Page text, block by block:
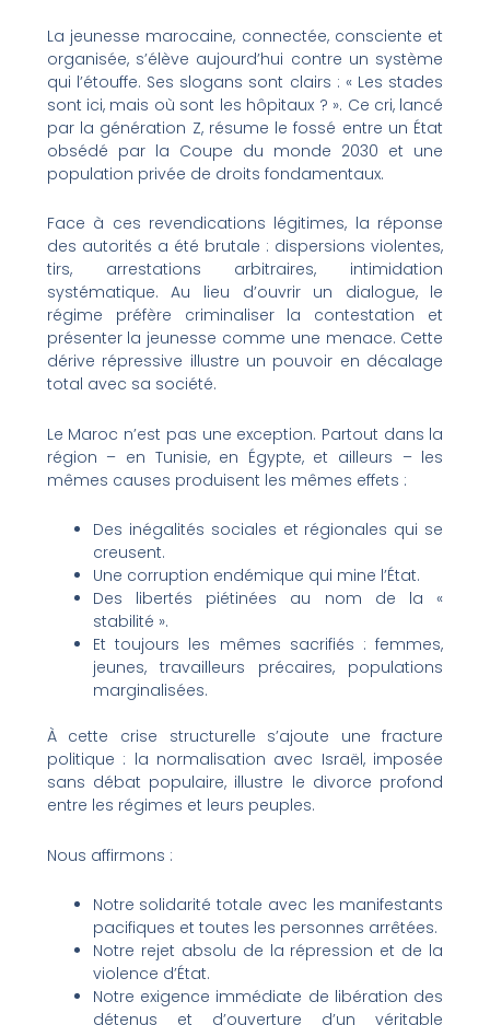
La jeunesse marocaine, connectée, consciente et
organisée, s’élève aujourd’hui contre un système
qui l’étouffe. Ses slogans sont clairs : « Les stades
sont ici, mais où sont les hôpitaux ? ». Ce cri, lancé
par la génération Z, résume le fossé entre un État
obsédé par la Coupe du monde 2030 et une
population privée de droits fondamentaux.
Face à ces revendications légitimes, la réponse
des autorités a été brutale : dispersions violentes,
tirs, arrestations arbitraires, intimidation
systématique. Au lieu d’ouvrir un dialogue, le
régime préfère criminaliser la contestation et
présenter la jeunesse comme une menace. Cette
dérive répressive illustre un pouvoir en décalage
total avec sa société.
Le Maroc n’est pas une exception. Partout dans la
région – en Tunisie, en Égypte, et ailleurs – les
mêmes causes produisent les mêmes effets :
Des inégalités sociales et régionales qui se
creusent.
Une corruption endémique qui mine l’État.
Des libertés piétinées au nom de la «
stabilité ».
Et toujours les mêmes sacrifiés : femmes,
jeunes, travailleurs précaires, populations
marginalisées.
À cette crise structurelle s’ajoute une fracture
politique : la normalisation avec Israël, imposée
sans débat populaire, illustre le divorce profond
entre les régimes et leurs peuples.
Nous affirmons :
Notre solidarité totale avec les manifestants
pacifiques et toutes les personnes arrêtées.
Notre rejet absolu de la répression et de la
violence d’État.
Notre exigence immédiate de libération des
détenus et d’ouverture d’un véritable